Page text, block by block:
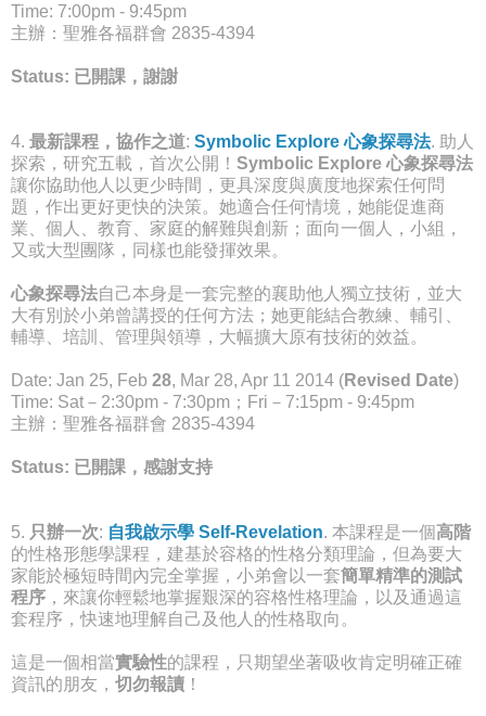
Time: 7:00pm - 9:45pm
主辦：聖雅各福群會 2835-4394
Status: 已開課，謝謝
4. 最新課程，協作之道: Symbolic Explore 心象探尋法. 助人
探索，研究五載，首次公開！ Symbolic Explore 心象探尋法
讓你協助他人以更少時間，更具深度與廣度地探索任何問
題，作出更好更快的決策。她適合任何情境，她能促進商
業、個人、教育、家庭的解難與創新；面向一個人，小組，
又或大型團隊，同樣也能發揮效果。
心象探尋法自己本身是一套完整的襄助他人獨立技術，並大
大有別於小弟曾講授的任何方法；她更能結合教練、輔引、
輔導、培訓、管理與領導，大幅擴大原有技術的效益。
Date: Jan 25, Feb 28, Mar 28, Apr 11 2014 (Revised Date)
Time: Sat－2:30pm - 7:30pm；Fri－7:15pm - 9:45pm
主辦：聖雅各福群會 2835-4394
Status: 已開課，感謝支持
5. 只辦一次: 自我啟示學 Self-Revelation. 本課程是一個高階
的性格形態學課程，建基於容格的性格分類理論，但為要大
家能於極短時間內完全掌握，小弟會以一套簡單精準的測試
程序 ，來讓你輕鬆地掌握艱深的容格性格理論，以及通過這
套程序，快速地理解自己及他人的性格取向。
這是一個相當實驗性的課程，只期望坐著吸收肯定明確正確
資訊的朋友， 切勿報讀 ！